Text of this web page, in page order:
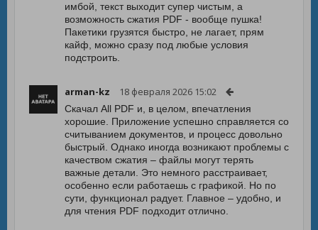
имбой, текст выходит супер чистым, а
возможность сжатия PDF - вообще пушка!
Пакетики грузятся быстро, не лагает, прям
кайф, можно сразу под любые условия
подстроить.
arman-kz 18 февраля 2026 15:02
Скачал All PDF и, в целом, впечатления
хорошие. Приложение успешно справляется со
считыванием документов, и процесс довольно
быстрый. Однако иногда возникают проблемы с
качеством сжатия – файлы могут терять
важные детали. Это немного расстраивает,
особенно если работаешь с графикой. Но по
сути, функционал радует. Главное – удобно, и
для чтения PDF подходит отлично.